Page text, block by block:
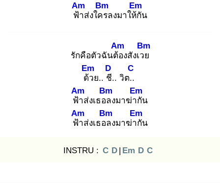
ฟ้า
Am
ส่งใคร
Bm
ลงมาให้กั
Em
น
รักคือตัวฉันต้อ
Am
งสังเวย
Bm
ด้ว
Em
ย.. ชี.
D
. วิต..
C
ฟ้า
Am
ส่งเธอล
Bm
งมาฆ่ากั
Em
น
ฟ้า
Am
ส่งเธอล
Bm
งมาฆ่ากั
Em
น
INSTRU : C D | Em D C